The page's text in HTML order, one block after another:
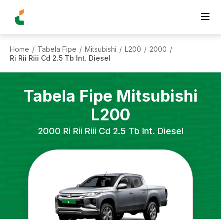
Home / Tabela Fipe / Mitsubishi / L200 / 2000 /
Ri Rii Riii Cd 2.5 Tb Int. Diesel
Tabela Fipe Mitsubishi
L200
2000 Ri Rii Riii Cd 2.5 Tb Int. Diesel